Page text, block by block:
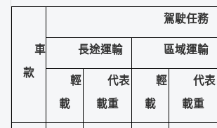
車
款
駕駛任務
長途運輸 區域運輸
輕
載
代表
載重
輕
載
代表
載重